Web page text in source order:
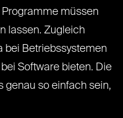
müssen
lassen. Zugleich
bei Betriebssystemen
Software bieten. Die
genau so einfach sein,